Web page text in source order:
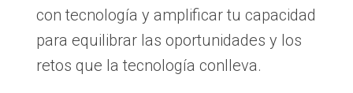
con tecnología y amplificar tu capacidad
para equilibrar las oportunidades y los
retos que la tecnología conlleva.